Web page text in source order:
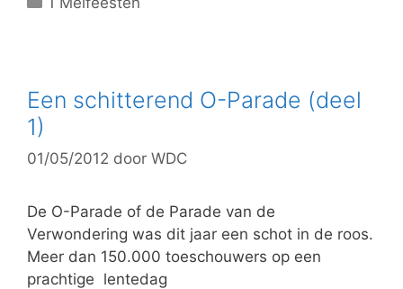
g
o
i
ë
n
Een schitterend O-Parade (deel
1)
01/05/2012 door WDC
De O-Parade of de Parade van de
Verwondering was dit jaar een schot in de roos.
Meer dan 150.000 toeschouwers op een
prachtige lentedag